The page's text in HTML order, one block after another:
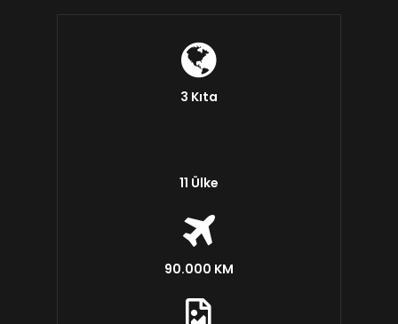
3 Kıta
11 Ülke
90.000 KM